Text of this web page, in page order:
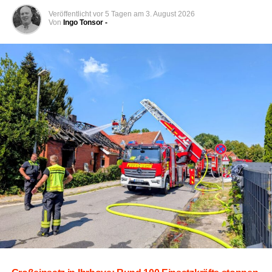
Ein bis­lang unbe­kann­ter Täter ver­letz­te einen 14-jäh­ri­gen
Jun­gen zunächst leicht und for­der­te ihn zur Her­aus­ga­be
per­sön­li­cher Gegen­stän­de auf. Anschlie­ßend nahm der
Täter eine Tasche des Jugend­li­chen samt Inhalt an sich
und flüch­te­te fuß­läu­fig in Rich­tung Grenzweg.
Der Täter wur­de als jun­ger Erwach­se­ner bzw. Jugend­li­
cher und mit brau­nen Haa­ren beschrie­ben. Er trug eine
schwar­ze Jacke, eine schwar­ze Hose sowie eine schwar­
ze Cap. Auf­fäl­lig war sein unrun­der bezie­hungs­wei­se
schlur­fen­der Gang.
Zeu­gin­nen und Zeu­gen, die Hin­wei­se zu der Tat oder
dem beschrie­be­nen Täter geben kön­nen, wer­den gebe­
ten, sich mit der Poli­zei in Ver­bin­dung zu setzen.
Leer — Frau an Bus­hal­te­stel­le
Veröffentlicht vor 5 Tagen am 3. August 2026
Von Ingo Tonsor -